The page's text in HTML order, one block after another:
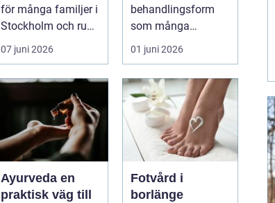
för många familjer i
Stockholm och runt
07 juni 2026
behandlingsform
som många
använder som ett
komplement till
annan vård. Foku...
01 juni 2026
Ayurveda en
praktisk väg till
Fotvård i
borlänge